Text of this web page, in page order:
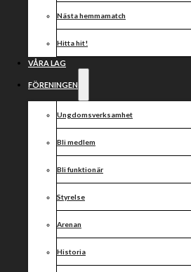
Nästa hemmamatch
Hitta hit!
VÅRA LAG
FÖRENINGEN
Ungdomsverksamhet
Bli medlem
Bli funktionär
Styrelse
Arenan
Historia
SHC
Håltagning
förlänger
utökar sitt
med
Speedway!